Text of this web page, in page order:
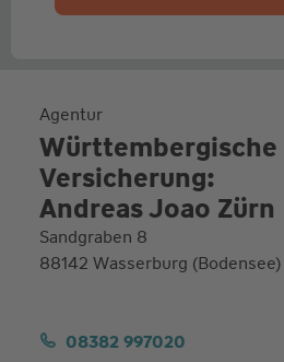
Agentur
Württembergische
Versicherung:
Andreas Joao Zürn
Sandgraben 8
88142 Wasserburg (Bodensee)
08382 997020